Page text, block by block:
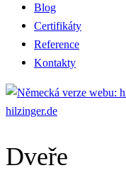
Blog
Certifikáty
Reference
Kontakty
hilzinger.de
Dveře